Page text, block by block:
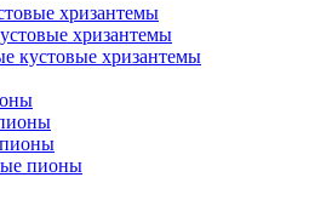
хризантемы
хризантемы
кустовые хризантемы
пионы